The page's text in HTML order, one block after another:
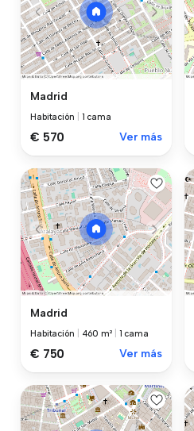
Madrid
Habitación 1 cama
€ 570 Ver más
Madrid
Habitación 460 m² 1 cama
€ 750 Ver más